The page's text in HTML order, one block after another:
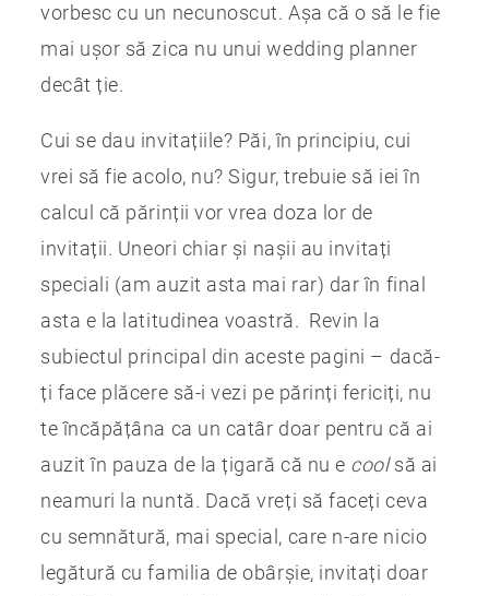
vorbesc cu un necunoscut. Așa că o să le fie
mai ușor să zica nu unui wedding planner
decât ție.
Cui se dau invitațiile? Păi, în principiu, cui
vrei să fie acolo, nu? Sigur, trebuie să iei în
calcul că părinții vor vrea doza lor de
invitații. Uneori chiar și nașii au invitați
speciali (am auzit asta mai rar) dar în final
asta e la latitudinea voastră. Revin la
subiectul principal din aceste pagini – dacă-
ți face plăcere să-i vezi pe părinți fericiți, nu
te încăpățâna ca un catâr doar pentru că ai
auzit în pauza de la țigară că nu e coolsă ai
neamuri la nuntă. Dacă vreți să faceți ceva
cu semnătură, mai special, care n-are nicio
legătură cu familia de obârșie, invitați doar